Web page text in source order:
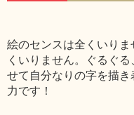
絵のセンスは全くいり
くいりません。ぐるぐ
せて自分なりの字を描
力です！